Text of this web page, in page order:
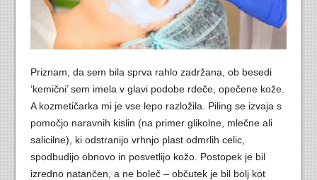
Priznam, da sem bila sprva rahlo zadržana, ob besedi
‘kemični’ sem imela v glavi podobe rdeče, opečene kože.
A kozmetičarka mi je vse lepo razložila. Piling se izvaja s
pomočjo naravnih kislin (na primer glikolne, mlečne ali
salicilne), ki odstranijo vrhnjo plast odmrlih celic,
spodbudijo obnovo in posvetlijo kožo. Postopek je bil
izredno natančen, a ne boleč – občutek je bil bolj kot